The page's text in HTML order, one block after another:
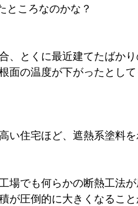
ところなのかな？
、とくに最近建てたばか
面の温度が下がったとし
い住宅ほど、遮熱系塗料
場でも何らかの断熱工法
が圧倒的に大きくなるこ